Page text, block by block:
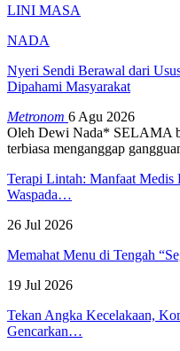
LINI MASA
NADA
Nyeri Sendi Berawal dari
Dipahami Masyarakat
Metronom 6 Agu 2026
Oleh Dewi Nada* SELAMA
terbiasa menganggap
Terapi Lintah: Manfaat Medis
Waspada…
26 Jul 2026
Memahat Menu di Tengah
19 Jul 2026
Tekan Angka Kecelakaan,
Gencarkan…